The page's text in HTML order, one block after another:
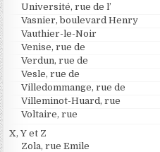
Université, rue de l’
Vasnier, boulevard Henry
Vauthier-le-Noir
Venise, rue de
Verdun, rue de
Vesle, rue de
Villedommange, rue de
Villeminot-Huard, rue
Voltaire, rue
X, Y et Z
Zola, rue Emile